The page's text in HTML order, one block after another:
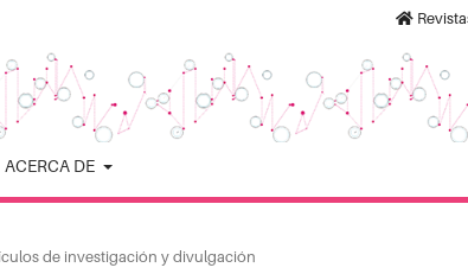
ACERCA DE
de investigación y divulgación